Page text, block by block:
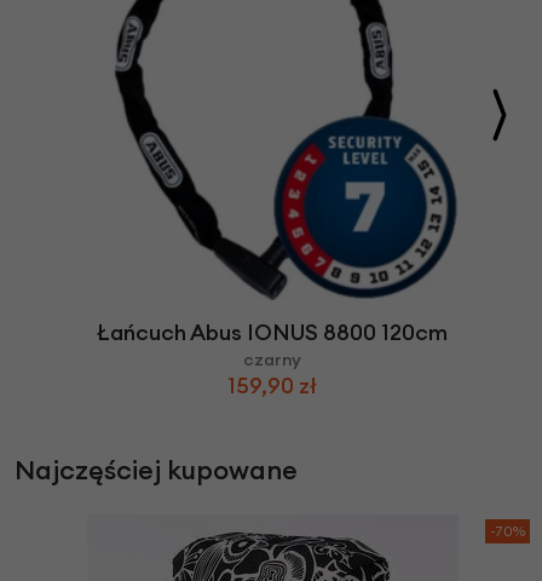
Łańcuch Abus IONUS 8800 120cm
czarny
159,90 zł
Najczęściej kupowane
-70%